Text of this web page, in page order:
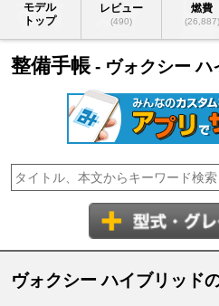
モデル
トップ
レビュー
(490)
燃費
(26,887)
整備手帳 - ヴォクシー ハ
ヴォクシー ハイブリッド